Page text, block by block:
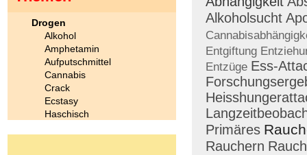
Alkoholsucht
Entgiftung
Entzüge Ess-
Primäres
Rauchern
Drogen
Alkohol
Amphetamin
Aufputschmittel
Cannabis
Crack
Ecstasy
Haschisch